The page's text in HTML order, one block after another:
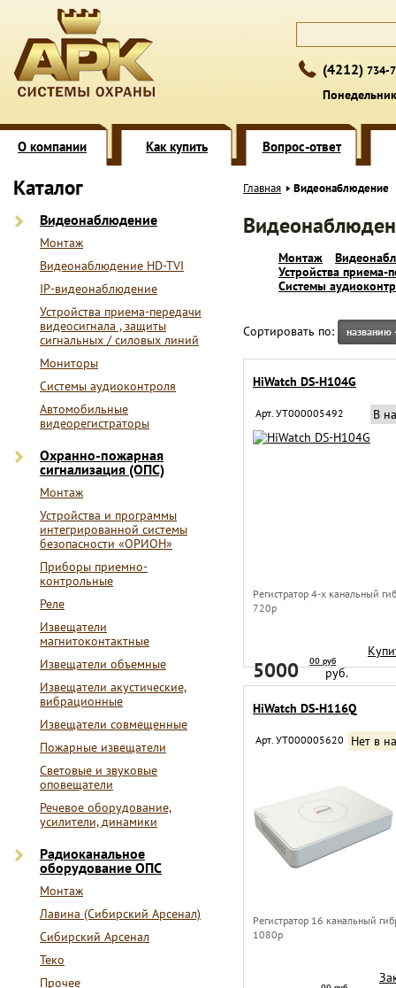
(4212) 734-
О компании Как купить Вопрос-ответ
Каталог
Видеонаблюдение
Монтаж
Видеонаблюдение HD-TVI
IP-видеонаблюдение
Устройства приема-передачи
видеосигнала , защиты
сигнальных / силовых линий
Мониторы
Системы аудиоконтроля
Автомобильные
видеорегистраторы
Охранно-пожарная
сигнализация (ОПС)
Монтаж
Устройства и программы
интегрированной системы
безопасности «ОРИОН»
Приборы приемно-
контрольные
Реле
Извещатели
магнитоконтактные
Извещатели объемные
Извещатели акустические,
вибрационные
Извещатели совмещенные
Пожарные извещатели
Световые и звуковые
оповещатели
Речевое оборудование,
усилители, динамики
Радиоканальное
оборудование ОПС
Монтаж
Лавина (Сибирский Арсенал)
Сибирский Арсенал
Теко
Прочее
Главная Видеонаблюдение
Монтаж
Устройства
Системы
Сортировать по: названию
HiWatch DS-H104G
Арт. УТ000005492 В
Регистратор 4-х канальный
720p
5000 00 руб
руб.
HiWatch DS-H116Q
Арт. УТ000005620 Нет в
Регистратор 16 канальный
1080p